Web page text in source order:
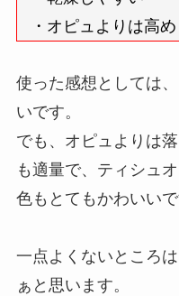
・オピュよりは高め
使った感想としては
いです。
でも、オピュよりは
も適量で、ティシュオ
色もとてもかわいいで
一点よくないところ
ぁと思います。